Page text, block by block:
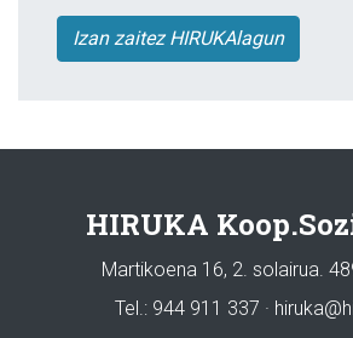
Izan zaitez HIRUKAlagun
HIRUKA
Martikoena 16, 2. solairua.
Tel.: 944 911 337 ·